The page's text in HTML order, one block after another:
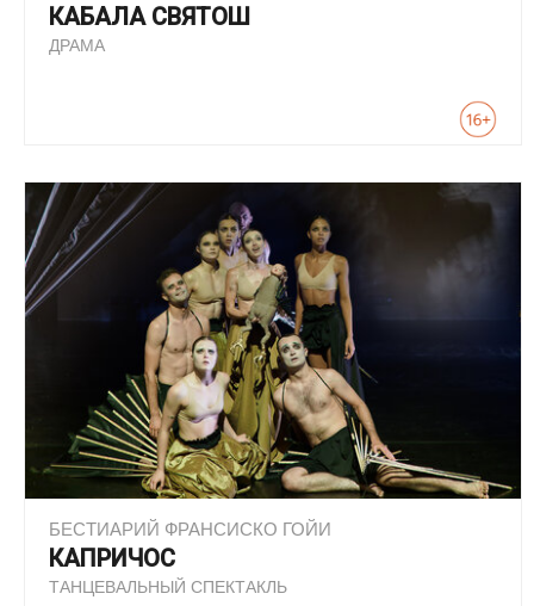
КАБАЛА СВЯТОШ
ДРАМА
БЕСТИАРИЙ ФРАНСИСКО ГОЙИ
КАПРИЧОС
ТАНЦЕВАЛЬНЫЙ СПЕКТАКЛЬ